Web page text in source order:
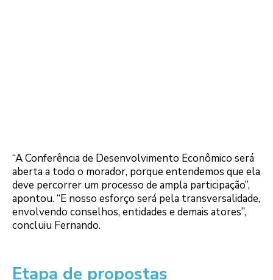
“A Conferência de Desenvolvimento Econômico será
aberta a todo o morador, porque entendemos que ela
deve percorrer um processo de ampla participação”,
apontou. “E nosso esforço será pela transversalidade,
envolvendo conselhos, entidades e demais atores”,
concluiu Fernando.
Etapa de propostas